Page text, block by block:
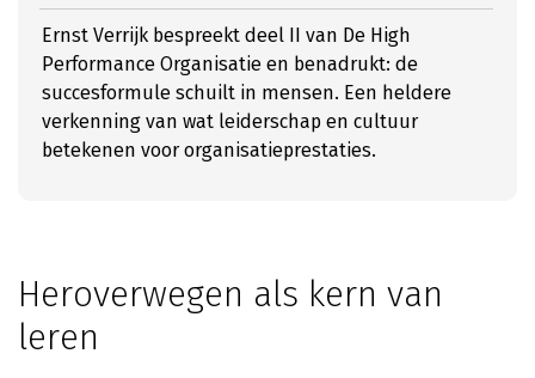
Ernst Verrijk bespreekt deel II van De High
Performance Organisatie en benadrukt: de
succesformule schuilt in mensen. Een heldere
verkenning van wat leiderschap en cultuur
betekenen voor organisatieprestaties.
Heroverwegen als kern van
leren